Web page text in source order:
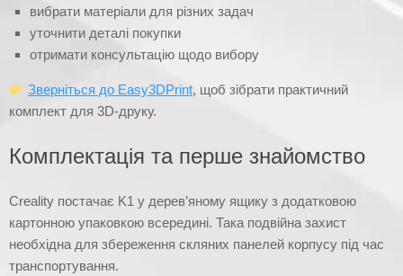
вибрати матеріали для різних задач
уточнити деталі покупки
отримати консультацію щодо вибору
Зверніться до Easy3DPrint, щоб зібрати практичний
комплект для 3D-друку.
Комплектація та перше знайомство
Creality постачає K1 у дерев’яному ящику з додатковою
картонною упаковкою всередині. Така подвійна захист
необхідна для збереження скляних панелей корпусу під час
транспортування.